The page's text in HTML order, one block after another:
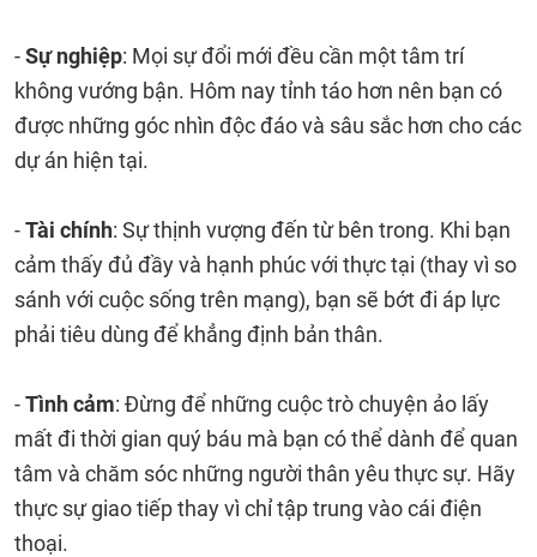
-Sự nghiệp: Mọi sự đổi mới đều cần một tâm trí
không vướng bận. Hôm nay tỉnh táo hơn nên bạn có
được những góc nhìn độc đáo và sâu sắc hơn cho các
dự án hiện tại.
-Tài chính: Sự thịnh vượng đến từ bên trong. Khi bạn
cảm thấy đủ đầy và hạnh phúc với thực tại (thay vì so
sánh với cuộc sống trên mạng), bạn sẽ bớt đi áp lực
phải tiêu dùng để khẳng định bản thân.
-Tình cảm: Đừng để những cuộc trò chuyện ảo lấy
mất đi thời gian quý báu mà bạn có thể dành để quan
tâm và chăm sóc những người thân yêu thực sự. Hãy
thực sự giao tiếp thay vì chỉ tập trung vào cái điện
thoại.